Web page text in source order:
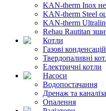
KAN-therm Inox
KAN-therm Steel
KAN-therm
Rehau Rautitan
Котли
Газові
Твердопаливні
Електричні котли
Насоси
Водопостачання
Дренаж та
Опалення